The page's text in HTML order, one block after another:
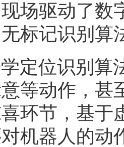
场驱动了数
标记识别算
定位识别算
等动作，甚
环节，基于
机器人的动